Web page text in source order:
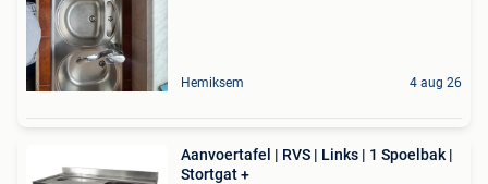
Hemiksem 4 aug 26
Aanvoertafel | RVS | Links | 1 Spoelbak |
Stortgat +